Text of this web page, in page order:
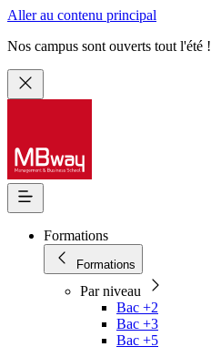
Aller au contenu principal
Nos campus sont ouverts tout l'été !
Formations
Formations
Par niveau
Bac +2
Bac +3
Bac +5